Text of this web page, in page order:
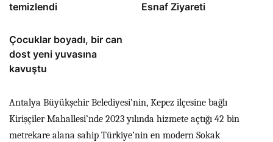
temizlendi
Esnaf Ziyareti
Çocuklar boyadı, bir can
dost yeni yuvasına
kavuştu
Antalya Büyükşehir Belediyesi’nin, Kepez ilçesine bağlı
Kirişçiler Mahallesi’nde 2023 yılında hizmete açtığı 42 bin
metrekare alana sahip Türkiye’nin en modern Sokak